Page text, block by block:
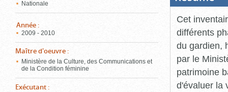
Nationale
Année :
2009 - 2010
Maître d'oeuvre :
Ministère de la Culture, des Communications et
de la Condition féminine
Exécutant :
Cet
différents
du gardien,
par le
patrimoine
d'évaluer la